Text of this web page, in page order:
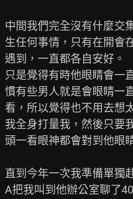
中間我們完全沒有什麼交
生任何事情，只有在開會
遇到，一直都各自安好。
只是覺得有時他眼睛會一
慣有些男人就是會眼睛一
看，所以覺得也不用去想
我全身打量我，然後只要
頭一看眼神都會對到他眼
直到今年一次我準備單獨
A把我叫到他辦公室聊了40